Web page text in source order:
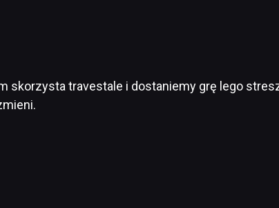
skorzysta travestale i dostaniemy grę lego